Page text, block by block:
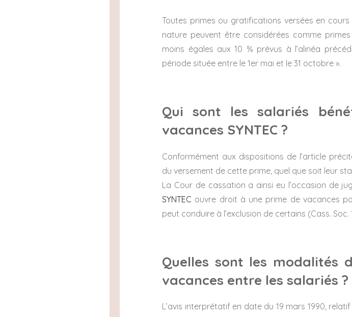
Toutes primes ou gratifications versées en
nature peuvent être considérées comme
moins égales aux 10 % prévus à l’alinéa
période située entre le 1er mai et le 31 octobre ».
Qui sont les salariés
vacances SYNTEC ?
Conformément aux dispositions de l’article
du versement de cette prime, quel que soit leur
La Cour de cassation a ainsi eu l’occasion de
SYNTEC ouvre droit à une prime de vacances
peut conduire à l’exclusion de certains (Cass. Soc.
Quelles sont les
vacances entre les salariés ?
L’avis interprétatif en date du 19 mars 1990,